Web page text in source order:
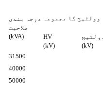
درجہ بندی
صلاحیت
(kVA)
وولٹیج کا مجموعہ
HV
(kV)
(kV)
31500
40000
50000